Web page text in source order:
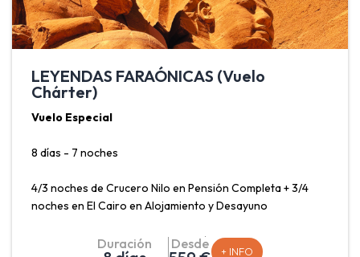
LEYENDAS FARAÓNICAS (Vuelo
Chárter)
Vuelo Especial
8 días - 7 noches
4/3 noches de Crucero Nilo en Pensión Completa + 3/4
noches en El Cairo en Alojamiento y Desayuno
Salidas Madrid: Lunes, Viernes y Sábado.
Duración Desde + INFO